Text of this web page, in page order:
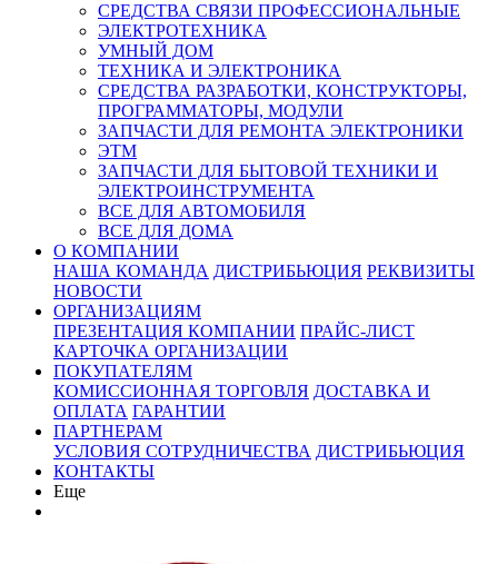
СРЕДСТВА СВЯЗИ ПРОФЕССИОНАЛЬНЫЕ
ЭЛЕКТРОТЕХНИКА
УМНЫЙ ДОМ
ТЕХНИКА И ЭЛЕКТРОНИКА
СРЕДСТВА РАЗРАБОТКИ, КОНСТРУКТОРЫ,
ПРОГРАММАТОРЫ, МОДУЛИ
ЗАПЧАСТИ ДЛЯ РЕМОНТА ЭЛЕКТРОНИКИ
ЭТМ
ЗАПЧАСТИ ДЛЯ БЫТОВОЙ ТЕХНИКИ И
ЭЛЕКТРОИНСТРУМЕНТА
ВСЕ ДЛЯ АВТОМОБИЛЯ
ВСЕ ДЛЯ ДОМА
О КОМПАНИИ
НАША КОМАНДА ДИСТРИБЬЮЦИЯ РЕКВИЗИТЫ
НОВОСТИ
ОРГАНИЗАЦИЯМ
ПРЕЗЕНТАЦИЯ КОМПАНИИ ПРАЙС-ЛИСТ
КАРТОЧКА ОРГАНИЗАЦИИ
ПОКУПАТЕЛЯМ
КОМИССИОННАЯ ТОРГОВЛЯ ДОСТАВКА И
ОПЛАТА ГАРАНТИИ
ПАРТНЕРАМ
УСЛОВИЯ СОТРУДНИЧЕСТВА ДИСТРИБЬЮЦИЯ
КОНТАКТЫ
Еще